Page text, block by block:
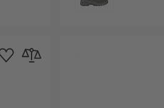
COLORE
Aggiungi alla Lista dei Desideri
Aggiungi al confronto